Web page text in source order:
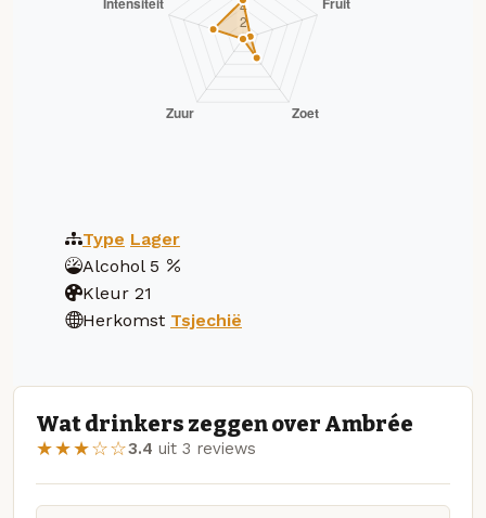
Type Lager
Alcohol 5
Kleur 21
Herkomst Tsjechië
Wat drinkers zeggen over Ambrée
★★★☆☆3.4 uit 3 reviews